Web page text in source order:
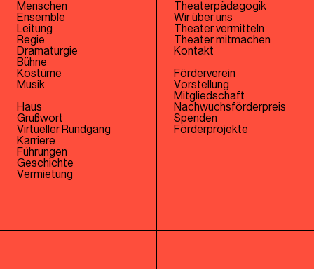
Menschen
Ensemble
Leitung
Regie
Dramaturgie
Bühne
Kostüme
Musik
Haus
Grußwort
Virtueller Rundgang
Karriere
Führungen
Geschichte
Vermietung
Theaterpädagogik
Wir über uns
Theater vermitteln
Theater mitmachen
Kontakt
Förderverein
Vorstellung
Mitgliedschaft
Nachwuchsförderpreis
Spenden
Förderprojekte